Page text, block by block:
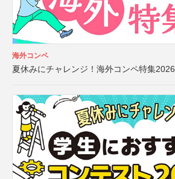
海外コンペ
夏休みにチャレンジ！海外コンペ特集2026